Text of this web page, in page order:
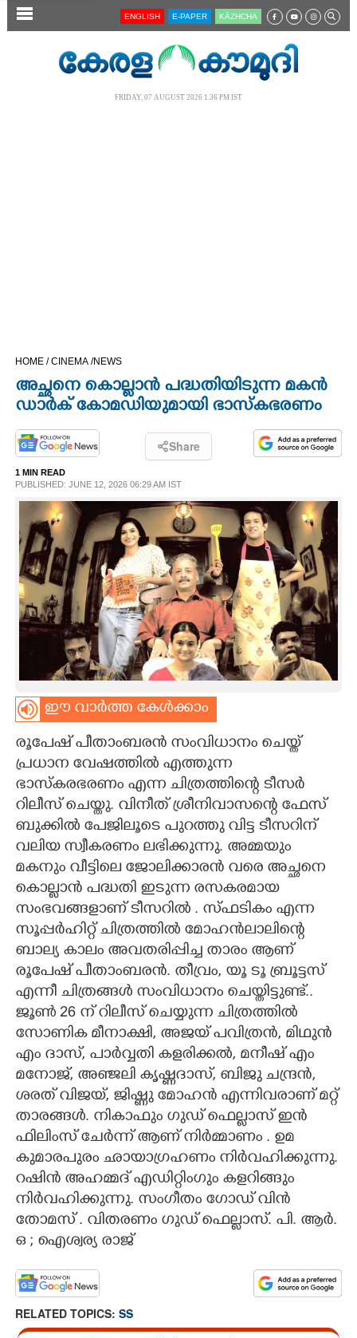
SECTIONS
LIFESTYLE
SPIRITUAL
INFO+
ASTRO
CARTOONS
LITERATURE
ZOOM
CONTACT US
ENGLISH E-PAPER KĀZHCHA
FRIDAY, 07 AUGUST 2026 1.36 PM IST
HOME /CINEMA /NEWS
അച്ഛനെ കൊല്ലാൻ പദ്ധതിയിടുന്ന മകൻ
ഡാർക് കോമഡിയുമായി ഭാസ്കഭരണം
Share
1 MIN READ
PUBLISHED: JUNE 12, 2026 06:29 AM IST
ഈ വാർത്ത കേൾക്കാം
രൂപേഷ് പീതാംബരൻ സംവിധാനം ചെയ്ത്
പ്രധാന വേഷത്തിൽ എത്തുന്ന
ഭാസ്കരഭരണം എന്ന ചിത്രത്തിന്റെ ടീസർ
റിലീസ് ചെയ്തു. വിനീത് ശ്രീനിവാസന്റെ ഫേസ്
ബുക്കിൽ പേജിലൂടെ പുറത്തു വിട്ട ടീസറിന്
വലിയ സ്വീകരണം ലഭിക്കുന്നു. അമ്മയും
മകനും വീട്ടിലെ ജോലിക്കാരൻ വരെ അച്ഛനെ
കൊല്ലാൻ പദ്ധതി ഇടുന്ന രസകരമായ
സംഭവങ്ങളാണ് ടീസറിൽ . സ്ഫടികം എന്ന
സൂപ്പർഹിറ്റ് ചിത്രത്തിൽ മോഹൻലാലിന്റെ
ബാല്യ കാലം അവതരിപ്പിച്ച താരം ആണ്
രൂപേഷ് പീതാംബരൻ. തീവ്രം, യൂ ടൂ ബ്രൂട്ടസ്
എന്നീ ചിത്രങ്ങൾ സംവിധാനം ചെയ്തിട്ടുണ്ട്..
ജൂൺ 26 ന് റിലീസ് ചെയ്യുന്ന ചിത്രത്തിൽ
സോണിക മീനാക്ഷി, അജയ് പവിത്രൻ, മിഥുൻ
എം ദാസ്, പാർവ്വതി കളരിക്കൽ, മനീഷ് എം
മനോജ്, അഞ്ജലി കൃഷ്ണദാസ്, ബിജു ചന്ദ്രൻ,
ശരത് വിജയ്, ജിഷ്ണു മോഹൻ എന്നിവരാണ് മറ്റ്
താരങ്ങൾ. നികാഫും ഗുഡ് ഫെല്ലാസ് ഇൻ
ഫിലിംസ് ചേർന്ന് ആണ് നിർമ്മാണം . ഉമ
കുമാരപുരം ഛായാഗ്രഹണം നിർവഹിക്കുന്നു.
റഷിൻ അഹമ്മദ് എഡിറ്റിംഗും കളറിങ്ങും
നിർവഹിക്കുന്നു. സംഗീതം ഗോഡ് വിൻ
തോമസ് . വിതരണം ഗുഡ് ഫെല്ലാസ്. പി. ആർ.
ഒ ; ഐശ്വര്യ രാജ്
RELATED TOPICS: SS